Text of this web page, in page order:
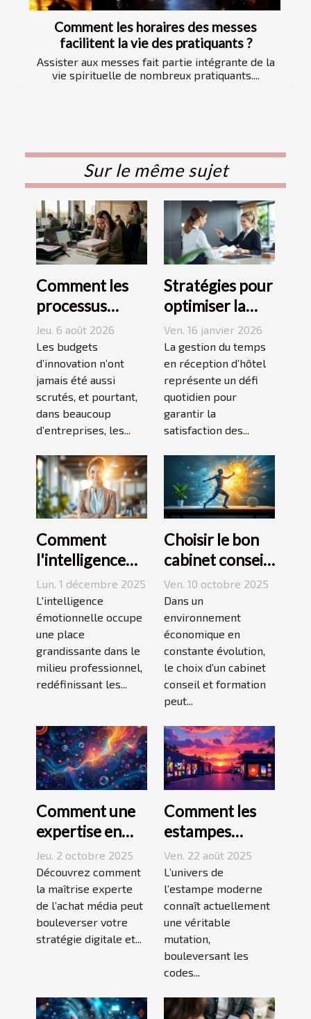
Comment les horaires des messes
facilitent la vie des pratiquants ?
Assister aux messes fait partie intégrante de la
vie spirituelle de nombreux pratiquants....
Sur le même sujet
Comment les
processus
invisibles
freinent
l’innovation en
entreprise
Jeu. 6 août 2026
Les budgets
d’innovation n’ont
jamais été aussi
scrutés, et pourtant,
dans beaucoup
d’entreprises, les...
Stratégies pour
optimiser la
gestion du
temps en
réception
d’hôtel
Ven. 16 janvier 2026
La gestion du temps
en réception d’hôtel
représente un défi
quotidien pour
garantir la
satisfaction des...
Comment
l'intelligence
émotionnelle
transforme-t-
elle le milieu
professionnel ?
Lun. 1 décembre 2025
L'intelligence
émotionnelle occupe
une place
grandissante dans le
milieu professionnel,
redéfinissant les...
Choisir le bon
cabinet conseil
et formation
pour dynamiser
votre
entreprise
Ven. 10 octobre 2025
Dans un
environnement
économique en
constante évolution,
le choix d’un cabinet
conseil et formation
peut...
Comment une
expertise en
achat média
peut
transformer
votre présence
en ligne ?
Jeu. 2 octobre 2025
Découvrez comment
la maîtrise experte
de l’achat média peut
bouleverser votre
stratégie digitale et...
Comment les
estampes
modernes
transforment-
elles le marché
de l'art ?
Ven. 22 août 2025
L’univers de
l’estampe moderne
connaît actuellement
une véritable
mutation,
bouleversant les
codes...